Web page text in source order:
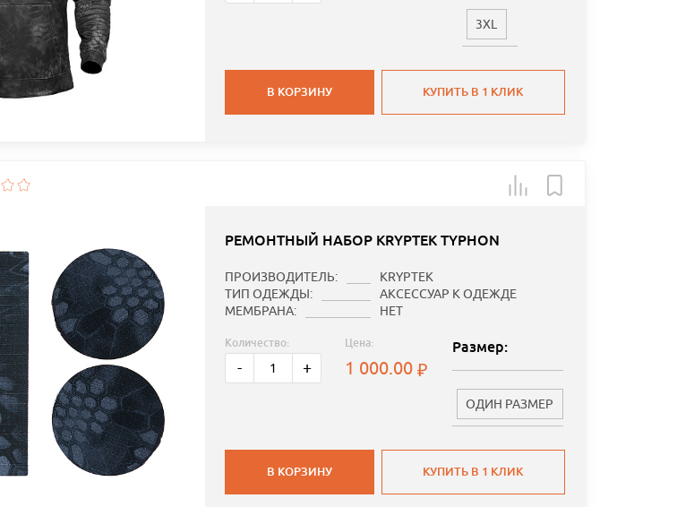
3XL
В КОРЗИНУ КУПИТЬ В 1 КЛИК
РЕМОНТНЫЙ НАБОР KRYPTEK TYPHON
ПРОИЗВОДИТЕЛЬ:
KRYPTEK
ТИП ОДЕЖДЫ:
АКСЕССУАР К ОДЕЖДЕ
МЕМБРАНА:
НЕТ
Количество:
- +
Цена:
1 000.00
Размер:
ОДИН РАЗМЕР
В КОРЗИНУ КУПИТЬ В 1 КЛИК